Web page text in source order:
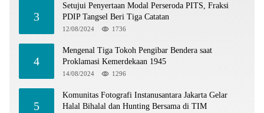
3
Setujui Penyertaan Modal Perseroda PITS, Fraksi
PDIP Tangsel Beri Tiga Catatan
12/08/2024 1736
4
Mengenal Tiga Tokoh Pengibar Bendera saat
Proklamasi Kemerdekaan 1945
14/08/2024 1296
5
Komunitas Fotografi Instanusantara Jakarta Gelar
Halal Bihalal dan Hunting Bersama di TIM